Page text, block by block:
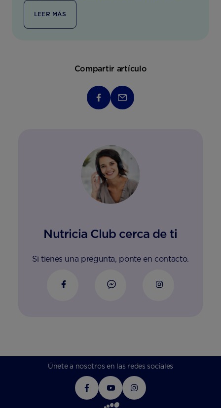
LEER MÁS
Compartir artículo
Nutricia Club cerca de ti
Si tienes una pregunta, ponte en contacto.
Únete a nosotros en las redes sociales